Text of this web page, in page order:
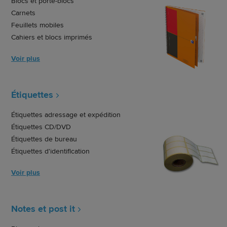
Carnets
Feuillets mobiles
Cahiers et blocs imprimés
Voir plus
Étiquettes
Étiquettes adressage et expédition
Étiquettes CD/DVD
Étiquettes de bureau
Étiquettes d'identification
Voir plus
Notes et post it